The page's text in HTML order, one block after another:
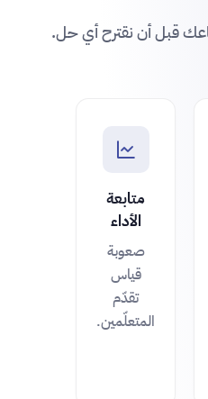
قبل أن نقترح أي حل.
متابعة
الأداء
صعوبة
قياس
تقدّم
المتعلّمين.